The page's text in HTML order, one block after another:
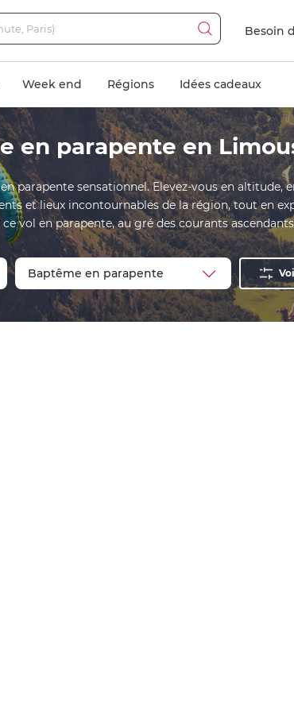
Besoin
Week end Régions Idées cadeaux
en parapente en
parapente sensationnel. Elevez-vous en altitude,
et lieux incontournables de la région, tout en
vol en parapente, au gré des courants